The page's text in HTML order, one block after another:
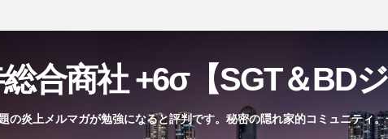
合商社 +6σ【SGT＆BD
の炎上メルマガが勉強になると評判です。秘密の隠れ家的コミュニティ